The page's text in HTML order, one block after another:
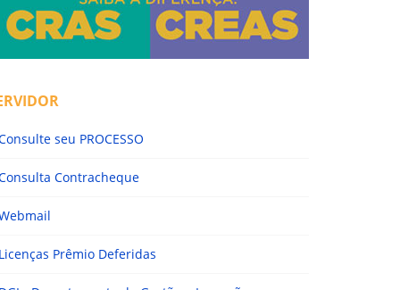
seu PROCESSO
Contracheque
Prêmio Deferidas